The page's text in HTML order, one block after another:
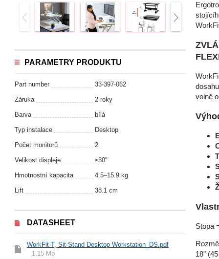
PARAMETRY PRODUKTU
Part number 33-397-062
Záruka 2 roky
Barva bílá
Typ instalace Desktop
Počet monitorů 2
Velikost displeje ≤30"
Hmotnostní kapacita 4.5–15.9 kg
Lift 38.1 cm
DATASHEET
WorkFit-T, Sit-Stand Desktop Workstation_DS.pdf
1.15 Mb
volně
Stopa
18"